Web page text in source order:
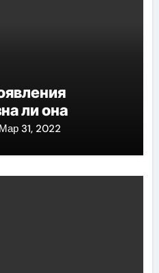
ли она
Мар 31, 2022